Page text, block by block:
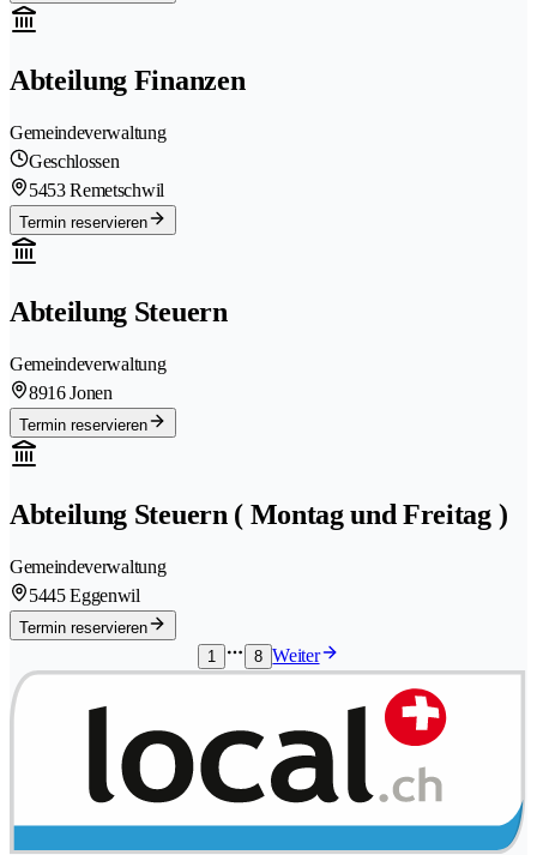
Abteilung Finanzen
Gemeindeverwaltung
Geschlossen
5453 Remetschwil
Termin reservieren
Abteilung Steuern
Gemeindeverwaltung
8916 Jonen
Termin reservieren
Abteilung Steuern ( Montag und Freitag )
Gemeindeverwaltung
5445 Eggenwil
Termin reservieren
1
8 Weiter